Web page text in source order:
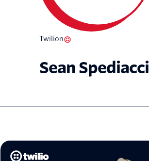
Twilion
Sean Spediacci